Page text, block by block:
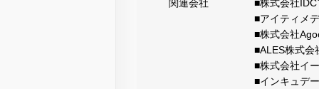
関連会社
■株式会社
■アイティメ
■株式会社
■ALES株式会
■株式会社イ
■インキュデ